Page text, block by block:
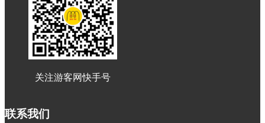
关注游客网快手号
联系我们